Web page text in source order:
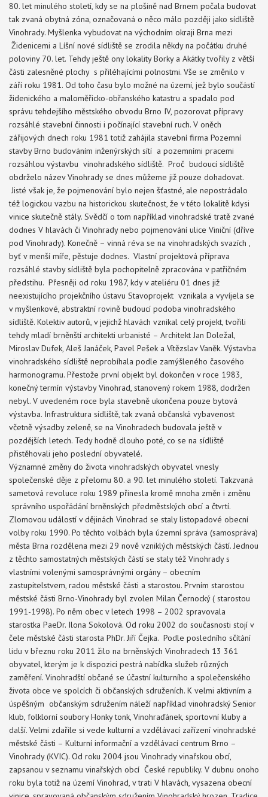
80. let minulého století, kdy se na plošině nad Brnem počala budovat
tak zvaná obytná zóna, označovaná o něco málo později jako sídliště
Vinohrady. Myšlenka vybudovat na východním okraji Brna mezi
Židenicemi a Líšní nové sídliště se zrodila někdy na počátku druhé
poloviny 70. let. Tehdy ještě ony lokality Borky a Akátky tvořily z větší
části zalesněné plochy s přiléhajícími polnostmi. Vše se změnilo v
září roku 1981. Od toho času bylo možné na území, jež bylo součástí
židenického a maloměřicko-obřanského katastru a spadalo pod
správu tehdejšího městského obvodu Brno IV, pozorovat přípravy
rozsáhlé stavební činnosti i počínající stavební ruch. V oněch
zářijových dnech roku 1981 totiž zahájila stavební firma Pozemní
stavby Brno budováním inženýrských sítí a pozemními pracemi
rozsáhlou výstavbu vinohradského sídliště. Proč budoucí sídliště
obdrželo název Vinohrady se dnes můžeme již pouze dohadovat.
Jisté však je, že pojmenování bylo nejen šťastné, ale nepostrádalo
též logickou vazbu na historickou skutečnost, že v této lokalitě kdysi
vinice skutečně stály. Svědčí o tom například vinohradské tratě zvané
dodnes V hlavách či Vinohrady nebo pojmenování ulice Viniční (dříve
pod Vinohrady). Konečně – vinná réva se na vinohradských svazích ,
byť v menší míře, pěstuje dodnes. Vlastní projektová příprava
rozsáhlé stavby sídliště byla pochopitelně zpracována v patřičném
předstihu. Přesněji od roku 1987, kdy v ateliéru 01 dnes již
neexistujícího projekčního ústavu Stavoprojekt vznikala a vyvíjela se
v myšlenkové, abstraktní rovině budoucí podoba vinohradského
sídliště. Kolektiv autorů, v jejichž hlavách vznikal celý projekt, tvořili
tehdy mladí brněnští architekti urbanisté – Architekt Jan Doležal,
Miroslav Dufek, Aleš Janáček, Pavel Pešek a Vítězslav Vaněk. Výstavba
vinohradského sídliště neprobíhala podle zamýšleného časového
harmonogramu. Přestože první objekt byl dokončen v roce 1983,
konečný termín výstavby Vinohrad, stanovený rokem 1988, dodržen
nebyl. V uvedeném roce byla stavebně ukončena pouze bytová
výstavba. Infrastruktura sídliště, tak zvaná občanská vybavenost
včetně výsadby zeleně, se na Vinohradech budovala ještě v
pozdějších letech. Tedy hodně dlouho poté, co se na sídliště
přistěhovali jeho poslední obyvatelé.
Významné změny do života vinohradských obyvatel vnesly
společenské děje z přelomu 80. a 90. let minulého století. Takzvaná
sametová revoluce roku 1989 přinesla kromě mnoha změn i změnu
správního uspořádání brněnských předměstských obcí a čtvrtí.
Zlomovou událostí v dějinách Vinohrad se staly listopadové obecní
volby roku 1990. Po těchto volbách byla územní správa (samospráva)
města Brna rozdělena mezi 29 nově vzniklých městských částí. Jednou
z těchto samostatných městských částí se staly též Vinohrady s
vlastními volenými samosprávnými orgány – obecním
zastupitelstvem, radou městské části a starostou. Prvním starostou
městské části Brno-Vinohrady byl zvolen Milan Černocký ( starostou
1991-1998). Po něm obec v letech 1998 – 2002 spravovala
starostka PaeDr. Ilona Sokolová. Od roku 2002 do současnosti stojí v
čele městské části starosta PhDr. Jiří Čejka. Podle posledního sčítání
lidu v březnu roku 2011 žilo na brněnských Vinohradech 13 361
obyvatel, kterým je k dispozici pestrá nabídka služeb různých
zaměření. Vinohradští občané se účastní kulturního a společenského
života obce ve spolcích či občanských sdruženích. K velmi aktivním a
úspěšným občanským sdružením náleží například vinohradský Senior
klub, folklorní soubory Honky tonk, Vinohraďánek, sportovní kluby a
další. Velmi zdařile si vede kulturní a vzdělávací zařízení vinohradské
městské části – Kulturní informační a vzdělávací centrum Brno –
Vinohrady (KVIC). Od roku 2004 jsou Vinohrady vinařskou obcí,
zapsanou v seznamu vinařských obcí České republiky. V dubnu onoho
roku byla totiž na území Vinohrad, v trati V hlavách, vysazena obecní